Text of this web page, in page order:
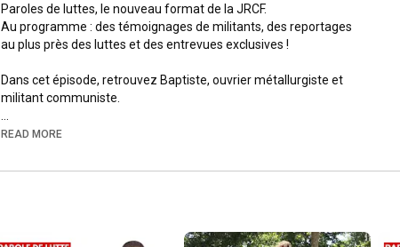
Paroles de luttes, le nouveau format de la JRCF.
Au programme : des témoignages de militants, des reportages
au plus près des luttes et des entrevues exclusives !
Dans cet épisode, retrouvez Baptiste, ouvrier métallurgiste et
militant communiste.
Suivez nous sur les réseaux sociaux :
               FB -
https://www.facebook.com/JRCF.Initiat...
READ MORE